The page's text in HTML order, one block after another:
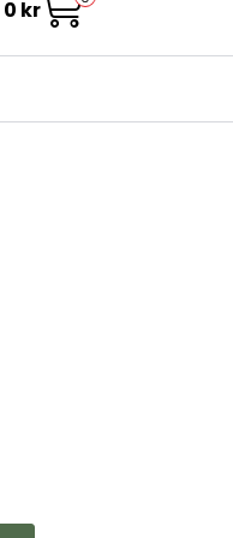
0 kr